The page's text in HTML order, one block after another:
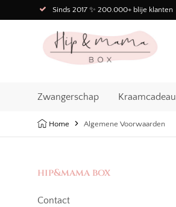
Sinds 2017 ✨ 200.000+ blije klanten
Zwangerschap Kraamcadeau
Home Algemene Voorwaarden
hip&mama box
Contact